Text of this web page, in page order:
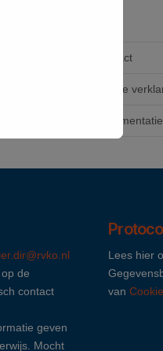
Contact
Cookie
Documentatie
de
contact
geven
Mocht
Lees hier
van